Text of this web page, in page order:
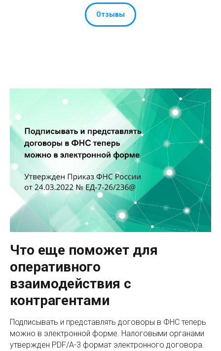
Отзывы
Что еще поможет для
оперативного
взаимодействия с
контрагентами
Подписывать и представлять договоры в ФНС теперь
можно в электронной форме. Налоговыми органами
утвержден PDF/A-3 формат электронного договора.